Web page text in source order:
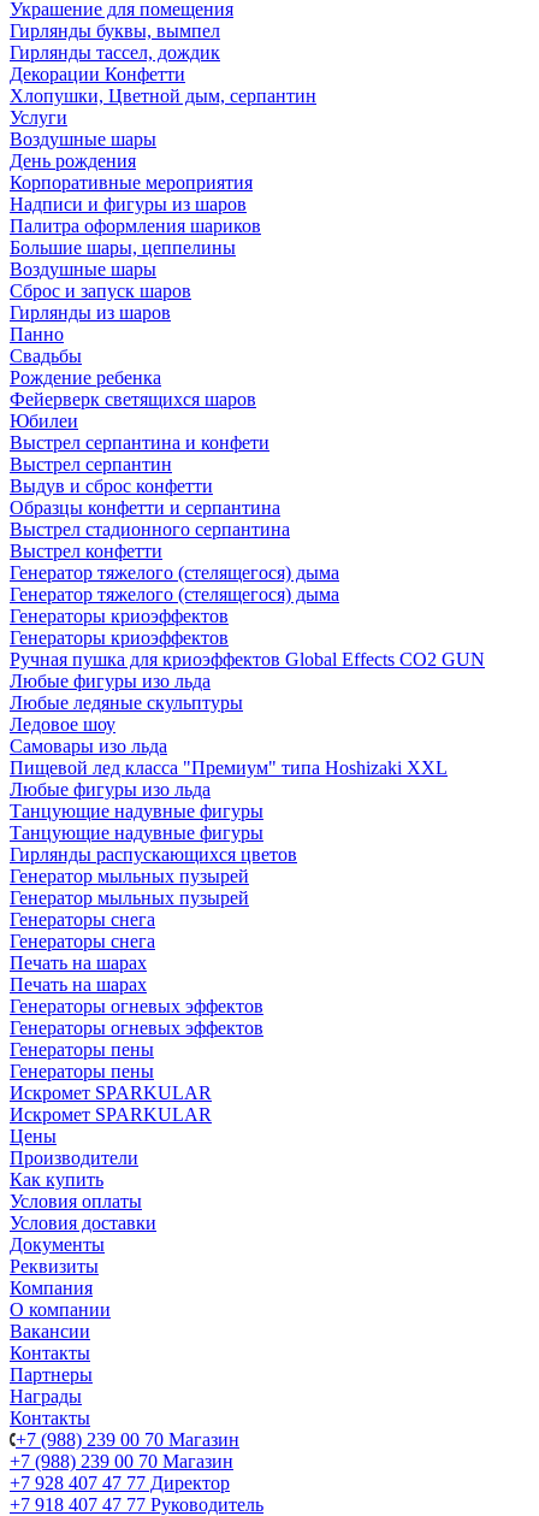
Украшение для помещения
Гирлянды буквы, вымпел
Гирлянды тассел, дождик
Декорации Конфетти
Хлопушки, Цветной дым, серпантин
Услуги
Воздушные шары
День рождения
Корпоративные мероприятия
Надписи и фигуры из шаров
Палитра оформления шариков
Большие шары, цеппелины
Воздушные шары
Сброс и запуск шаров
Гирлянды из шаров
Панно
Свадьбы
Рождение ребенка
Фейерверк светящихся шаров
Юбилеи
Выстрел серпантина и конфети
Выстрел серпантин
Выдув и сброс конфетти
Образцы конфетти и серпантина
Выстрел стадионного серпантина
Выстрел конфетти
Генератор тяжелого (стелящегося) дыма
Генератор тяжелого (стелящегося) дыма
Генераторы криоэффектов
Генераторы криоэффектов
Ручная пушка для криоэффектов Global Effects CO2 GUN
Любые фигуры изо льда
Любые ледяные скульптуры
Ледовое шоу
Самовары изо льда
Пищевой лед класса "Премиум" типа Hoshizaki XXL
Любые фигуры изо льда
Танцующие надувные фигуры
Танцующие надувные фигуры
Гирлянды распускающихся цветов
Генератор мыльных пузырей
Генератор мыльных пузырей
Генераторы снега
Генераторы снега
Печать на шарах
Печать на шарах
Генераторы огневых эффектов
Генераторы огневых эффектов
Генераторы пены
Генераторы пены
Искромет SPARKULAR
Искромет SPARKULAR
Цены
Производители
Как купить
Условия оплаты
Условия доставки
Документы
Реквизиты
Компания
О компании
Вакансии
Контакты
Партнеры
Награды
Контакты
+7 (988) 239 00 70 Магазин
+7 (988) 239 00 70 Магазин
+7 928 407 47 77 Директор
+7 918 407 47 77 Руководитель